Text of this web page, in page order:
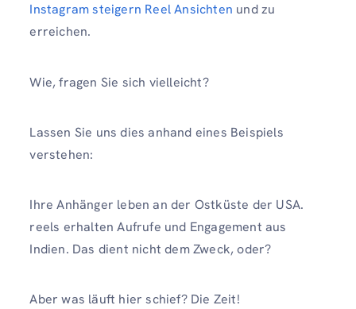
Instagram steigern Reel Ansichten und zu
erreichen.
Wie, fragen Sie sich vielleicht?
Lassen Sie uns dies anhand eines Beispiels
verstehen:
Ihre Anhänger leben an der Ostküste der USA.
reels erhalten Aufrufe und Engagement aus
Indien. Das dient nicht dem Zweck, oder?
Aber was läuft hier schief? Die Zeit!